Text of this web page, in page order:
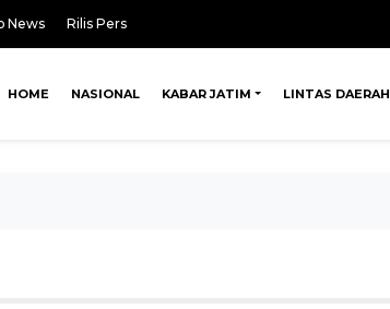
News Rilis Pers
HOME NASIONAL KABAR JATIM LINTAS DAERAH